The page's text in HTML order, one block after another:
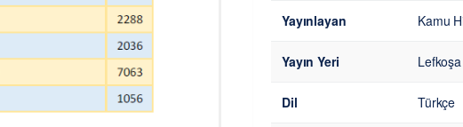
Yayınlayan Kamu
Yayın Yeri Lefkoşa
Dil Türkçe